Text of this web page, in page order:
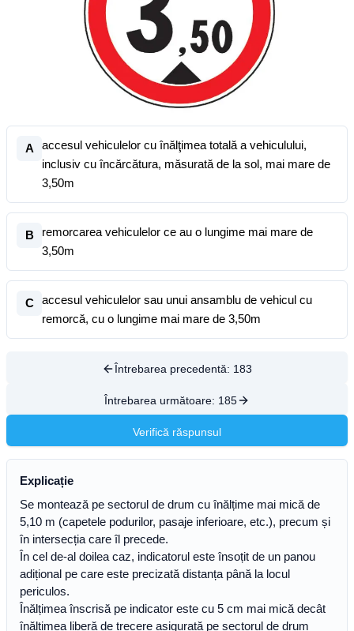
A
accesul vehiculelor cu înălţimea totală a vehiculului,
inclusiv cu încărcătura, măsurată de la sol, mai mare de
3,50m
B
remorcarea vehiculelor ce au o lungime mai mare de
3,50m
C
accesul vehiculelor sau unui ansamblu de vehicul cu
remorcă, cu o lungime mai mare de 3,50m
Întrebarea precedentă: 183
Întrebarea următoare: 185
Verifică răspunsul
Explicație
Se montează pe sectorul de drum cu înălțime mai mică de
5,10 m (capetele podurilor, pasaje inferioare, etc.), precum și
în intersecția care îl precede.
În cel de-al doilea caz, indicatorul este însoțit de un panou
adițional pe care este precizată distanța până la locul
periculos.
Înălțimea înscrisă pe indicator este cu 5 cm mai mică decât
înălțimea liberă de trecere asigurată pe sectorul de drum